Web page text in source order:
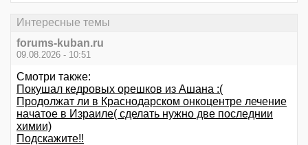
Интересные темы
forums-kuban.ru
09.08.2026 - 10:51
Смотри также:
Покушал кедровых орешков из Ашана :(
Продолжат ли в Краснодарском онкоцентре лечение
начатое в Израиле( сделать нужно две последнии
химии)
Подскажите!!